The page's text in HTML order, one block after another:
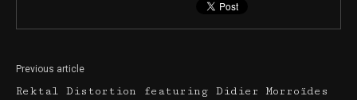
Previous article
Rektal Distortion featuring Didier Morroïdes